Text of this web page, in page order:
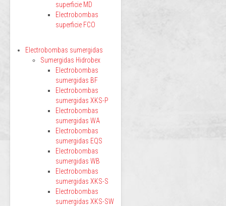
superficie MD
Electrobombas
superficie FCO
Electrobombas sumergidas
Sumergidas Hidrobex
Electrobombas
sumergidas BF
Electrobombas
sumergidas XKS-P
Electrobombas
sumergidas WA
Electrobombas
sumergidas EQS
Electrobombas
sumergidas WB
Electrobombas
sumergidas XKS-S
Electrobombas
sumergidas XKS-SW